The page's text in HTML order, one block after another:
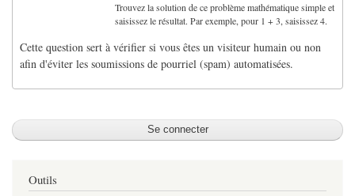
Trouvez la solution de ce problème mathématique simple et
saisissez le résultat. Par exemple, pour 1 + 3, saisissez 4.
Cette question sert à vérifier si vous êtes un visiteur humain ou non
afin d'éviter les soumissions de pourriel (spam) automatisées.
Outils